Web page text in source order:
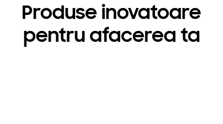
Produse inovatoare
pentru afacerea ta